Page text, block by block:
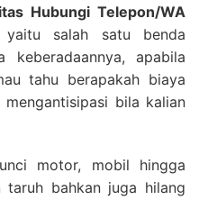
Hubungi Telepon/WA
salah satu benda
apabila
tahu berapakah biaya
bila kalian
motor, mobil hingga
taruh bahkan juga hilang